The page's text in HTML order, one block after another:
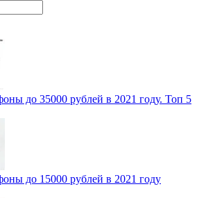
до 35000 рублей в 2021 году. Топ 5
до 15000 рублей в 2021 году